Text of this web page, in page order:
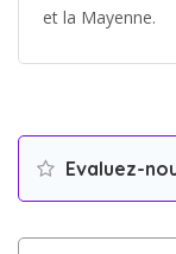
et la Mayenne.
Evaluez-